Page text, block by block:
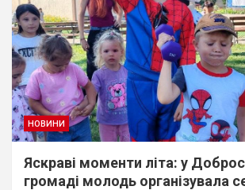
НОВИНИ
Яскраві моменти літа: у
громаді молодь організувала